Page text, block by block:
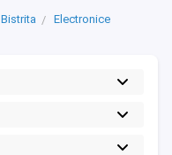
Bistrita
Electronice